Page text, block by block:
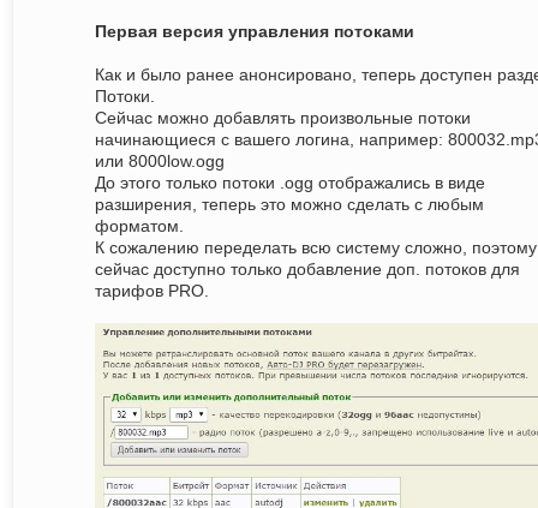
Первая версия управления потоками
Как и было ранее анонсировано, теперь доступен
Потоки.
Сейчас можно добавлять произвольные потоки
начинающиеся с вашего логина, например:
или 8000low.ogg
До этого только потоки .ogg отображались в виде
разширения, теперь это можно сделать с любым
форматом.
К сожалению переделать всю систему сложно, поэтому
сейчас доступно только добавление доп. потоков для
тарифов PRO.